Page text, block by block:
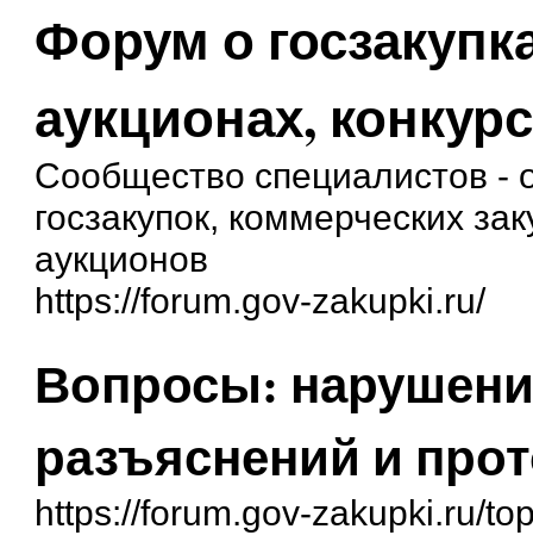
Форум о
аукционах,
Сообщество специалистов -
госзакупок, коммерческих
аукционов
https://forum.gov-zakupki.ru/
Вопросы:
разъяснений и
https://forum.gov-zakupki.ru/